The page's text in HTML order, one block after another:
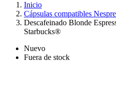
Inicio
Cápsulas compatibles
Descafeinado Blonde
Starbucks®
Nuevo
Fuera de stock